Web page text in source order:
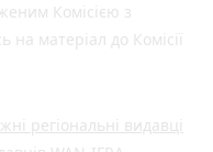
Комісією з
матеріал до Комісії
регіональні видавці